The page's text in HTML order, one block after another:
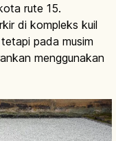
rute 15.
di kompleks kuil
pada musim
menggunakan